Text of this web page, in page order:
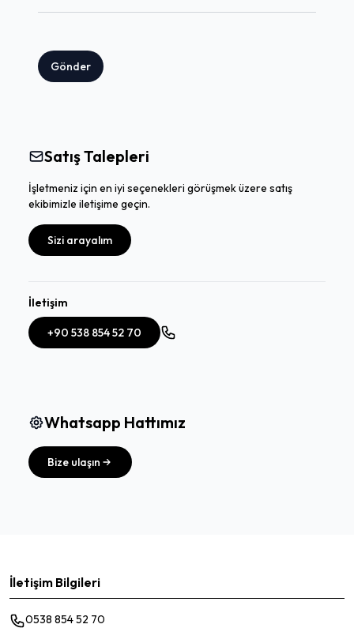
Gönder
Satış Talepleri
İşletmeniz için en iyi seçenekleri görüşmek üzere satış
ekibimizle iletişime geçin.
Sizi arayalım
İletişim
+90 538 854 52 70
Whatsapp Hattımız
Bize ulaşın
İletişim Bilgileri
0538 854 52 70